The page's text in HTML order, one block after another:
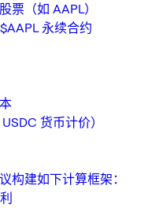
票（如 AAPL）
永续合约
货币计价）
构建如下计算框架：